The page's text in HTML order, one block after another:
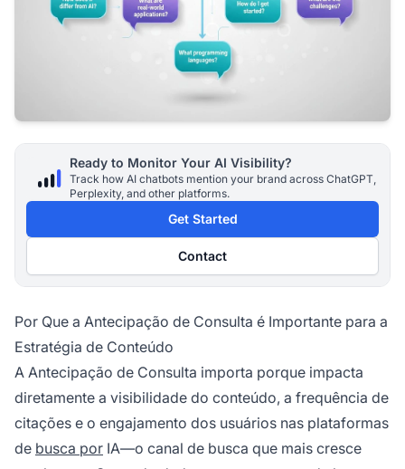
Ready to Monitor Your AI Visibility?
Track how AI chatbots mention your brand across ChatGPT,
Perplexity, and other platforms.
Get Started
Contact
Por Que a Antecipação de Consulta é Importante para a
Estratégia de Conteúdo
A Antecipação de Consulta importa porque impacta
diretamente a visibilidade do conteúdo, a frequência de
citações e o engajamento dos usuários nas plataformas
de busca por IA—o canal de busca que mais cresce